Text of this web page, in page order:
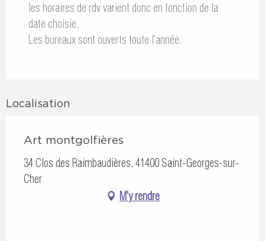
les horaires de rdv varient donc en fonction de la
date choisie.
Les bureaux sont ouverts toute l'année.
Localisation
Art montgolfières
34 Clos des Raimbaudières, 41400 Saint-Georges-sur-
Cher
M'y rendre